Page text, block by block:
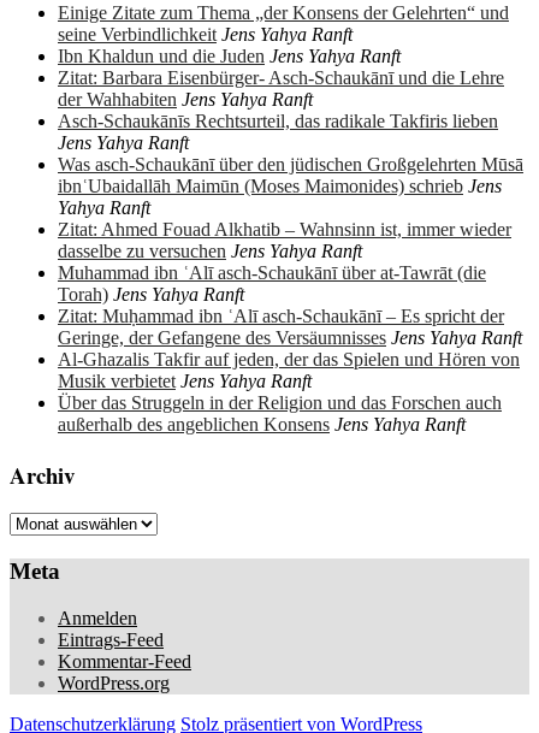
Einige Zitate zum Thema „der Konsens der Gelehrten“ und
seine Verbindlichkeit Jens Yahya Ranft
Ibn Khaldun und die Juden Jens Yahya Ranft
Zitat: Barbara Eisenbürger- Asch-Schaukānī und die Lehre
der Wahhabiten Jens Yahya Ranft
Asch-Schaukānīs Rechtsurteil, das radikale Takfiris lieben
Jens Yahya Ranft
Was asch-Schaukānī über den jüdischen Großgelehrten Mūsā
ibnʿUbaidallāh Maimūn (Moses Maimonides) schrieb Jens
Yahya Ranft
Zitat: Ahmed Fouad Alkhatib – Wahnsinn ist, immer wieder
dasselbe zu versuchen Jens Yahya Ranft
Muhammad ibn ʿAlī asch-Schaukānī über at-Tawrāt (die
Torah) Jens Yahya Ranft
Zitat: Muḥammad ibn ʿAlī asch-Schaukānī – Es spricht der
Geringe, der Gefangene des Versäumnisses Jens Yahya Ranft
Al-Ghazalis Takfir auf jeden, der das Spielen und Hören von
Musik verbietet Jens Yahya Ranft
Über das Struggeln in der Religion und das Forschen auch
außerhalb des angeblichen Konsens Jens Yahya Ranft
Archiv
Archiv
Meta
Anmelden
Eintrags-Feed
Kommentar-Feed
WordPress.org
Datenschutzerklärung Stolz präsentiert von WordPress